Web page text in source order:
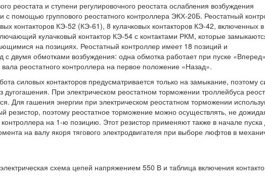
реостата и ступени регулировочного реостата ослабления возбуждения
с помощью группового реостатного контроллера ЭКХ-20Б. Реостатный
контакторов КЭ-52 (КЭ-61), 8 кулачковых контакторов КЭ-42, включенных
кулачковый контактор КЭ-54 с контактами РКМ, которые
на позициях. Реостатный контроллер имеет 18 позиций и
с двумя обмотками возбуждения: одна обмотка работает при пуске
реостатного контроллера на первое положение «Назад».
силовых контакторов предусматривается только на замыкание, поэтому
дугогашения. При электрическом реостатном торможении троллейбуса
Для гашения энергии при электрическом реостатном торможении
резистор, поэтому реостатное торможение можно осуществлять, не
на 1-ю позицию. Этот резистор применяют также в начале пуска
на валу якоря тягового электродвигателя при выборе люфтов в
схема цепей напряжением 550 В и таблица включения